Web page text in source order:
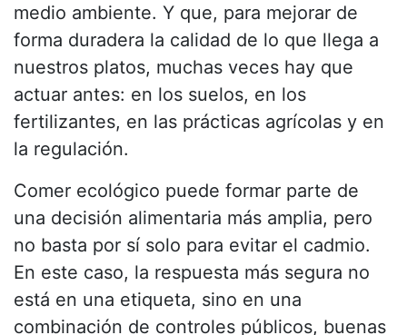
medio ambiente. Y que, para mejorar de
forma duradera la calidad de lo que llega a
nuestros platos, muchas veces hay que
actuar antes: en los suelos, en los
fertilizantes, en las prácticas agrícolas y en
la regulación.
Comer ecológico puede formar parte de
una decisión alimentaria más amplia, pero
no basta por sí solo para evitar el cadmio.
En este caso, la respuesta más segura no
está en una etiqueta, sino en una
combinación de controles públicos, buenas